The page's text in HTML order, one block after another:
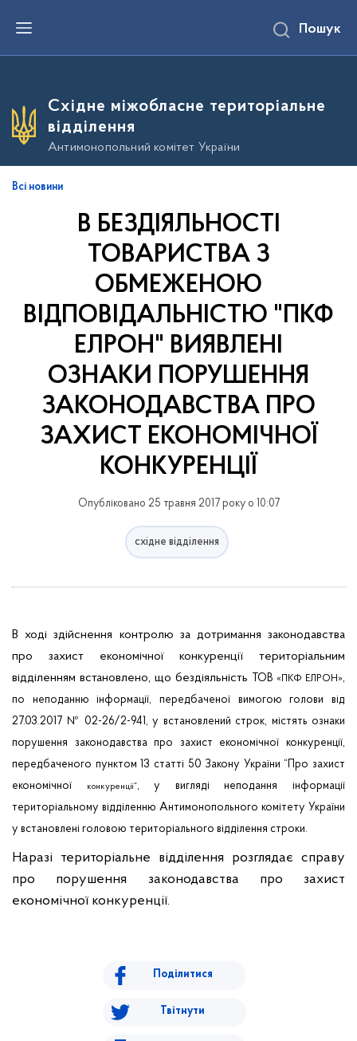
е
о
о
в
Пошук
Східне міжобласне територіальне
відділення
Антимонопольний комітет України
Всі новини
В БЕЗДІЯЛЬНОСТІ
ТОВАРИСТВА З
ОБМЕЖЕНОЮ
ВІДПОВІДАЛЬНІСТЮ "ПКФ
ЕЛРОН" ВИЯВЛЕНІ
ОЗНАКИ ПОРУШЕННЯ
ЗАКОНОДАВСТВА ПРО
ЗАХИСТ ЕКОНОМІЧНОЇ
КОНКУРЕНЦІЇ
Опубліковано 25 травня 2017 року о 10:07
східне відділення
В ході здійснення контролю за дотримання законодавства
про захист економічної конкуренції територіальним
відділенням встановлено, що бездіяльність ТОВ «ПКФ ЕЛРОН»,
по неподанню інформації, передбаченої вимогою голови від
27.03.2017 № 02-26/2-941, у встановлений строк, містять ознаки
порушення законодавства про захист економічної конкуренції,
передбаченого пунктом 13 статті 50 Закону України “Про захист
економічної
конкуренції”, у вигляді неподання інформації
територіальному відділенню Антимонопольного комітету України
у встановлені головою територіального відділення строки.
Наразі територіальне відділення розглядає справу
про порушення законодавства про захист
економічної конкуренції.
Поділитися
Твітнути